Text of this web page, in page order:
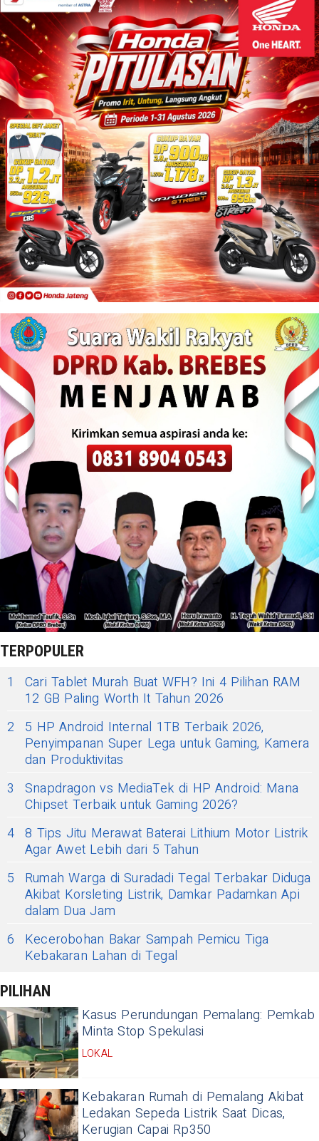
TERPOPULER
1
Cari Tablet Murah Buat WFH? Ini 4 Pilihan RAM
12 GB Paling Worth It Tahun 2026
2
5 HP Android Internal 1TB Terbaik 2026,
Penyimpanan Super Lega untuk Gaming, Kamera
dan Produktivitas
3
Snapdragon vs MediaTek di HP Android: Mana
Chipset Terbaik untuk Gaming 2026?
4 8 Tips Jitu Merawat Baterai Lithium Motor Listrik
Agar Awet Lebih dari 5 Tahun
5
Rumah Warga di Suradadi Tegal Terbakar Diduga
Akibat Korsleting Listrik, Damkar Padamkan Api
dalam Dua Jam
6
Kecerobohan Bakar Sampah Pemicu Tiga
Kebakaran Lahan di Tegal
PILIHAN
Kasus Perundungan Pemalang: Pemkab
Minta Stop Spekulasi
LOKAL
Kebakaran Rumah di Pemalang Akibat
Ledakan Sepeda Listrik Saat Dicas,
Kerugian Capai Rp350